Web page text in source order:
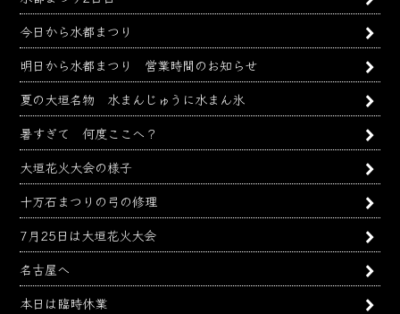
今日から水都まつり
明日から水都まつり 営業時間のお知らせ
夏の大垣名物 水まんじゅうに水まん氷
暑すぎて 何度ここへ？
大垣花火大会の様子
十万石まつりの弓の修理
7月25日は大垣花火大会
名古屋へ
本日は臨時休業